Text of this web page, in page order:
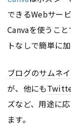
できるWebサービ
Canvaを使うこ
トなしで簡単に
ブログのサムネ
が、他にも
ズなど、用途に
ます。